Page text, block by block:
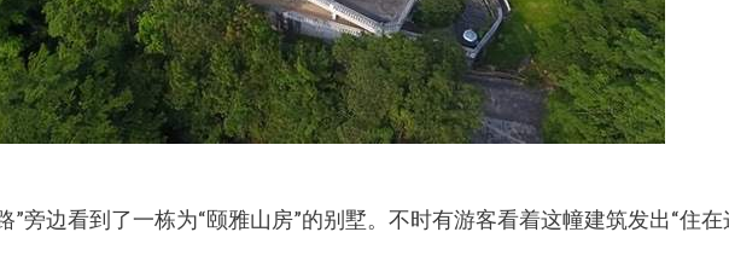
旁边看到了一栋为“颐雅山房”的别墅。不时有游客看着这幢建筑发出“住在